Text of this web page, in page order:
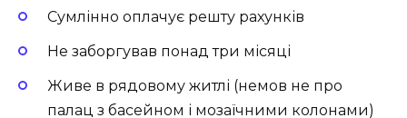
Сумлінно оплачує решту рахунків
Не заборгував понад три місяці
Живе в рядовому житлі (немов не про
палац з басейном і мозаїчними колонами)